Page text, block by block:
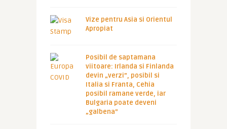
Vize pentru Asia si Orientul
Apropiat
Posibil de saptamana
viitoare: Irlanda si Finlanda
devin „verzi”, posibil si
Italia si Franta, Cehia
posibil ramane verde, iar
Bulgaria poate deveni
„galbena”